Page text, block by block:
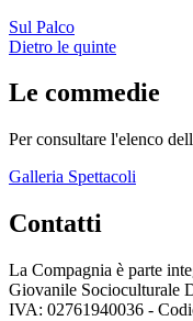
Sul Palco
Dietro le quinte
Le commedie
Per consultare l'elenco
Galleria Spettacoli
Contatti
La Compagnia è parte
Giovanile Socioculturale
IVA: 02761940036 -